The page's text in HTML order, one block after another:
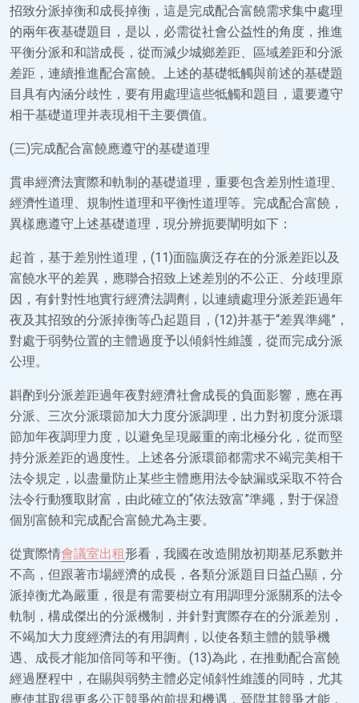
招致分派掉衡和成長掉衡，這是完成配合富饒需求集中處理
的兩年夜基礎題目，是以，必需從社會公益性的角度，推進
平衡分派和和諧成長，從而減少城鄉差距、區域差距和分派
差距，連續推進配合富饒。上述的基礎牴觸與前述的基礎題
目具有內涵分歧性，要有用處理這些牴觸和題目，還要遵守
相干基礎道理并表現相干主要價值。
(三)完成配合富饒應遵守的基礎道理
貫串經濟法實際和軌制的基礎道理，重要包含差別性道理、
經濟性道理、規制性道理和平衡性道理等。完成配合富饒，
異樣應遵守上述基礎道理，現分辨扼要闡明如下：
起首，基于差別性道理，(11)面臨廣泛存在的分派差距以及
富饒水平的差異，應聯合招致上述差別的不公正、分歧理原
因，有針對性地實行經濟法調劑，以連續處理分派差距過年
夜及其招致的分派掉衡等凸起題目，(12)并基于“差異準繩”，
對處于弱勢位置的主體過度予以傾斜性維護，從而完成分派
公理。
斟酌到分派差距過年夜對經濟社會成長的負面影響，應在再
分派、三次分派環節加大力度分派調理，出力對初度分派環
節加年夜調理力度，以避免呈現嚴重的南北極分化，從而堅
持分派差距的過度性。上述各分派環節都需求不竭完美相干
法令規定，以盡量防止某些主體應用法令缺漏或采取不符合
法令行動獲取財富，由此確立的“依法致富”準繩，對于保證
個別富饒和完成配合富饒尤為主要。
從實際情會議室出租形看，我國在改造開放初期基尼系數并
不高，但跟著市場經濟的成長，各類分派題目日益凸顯，分
派掉衡尤為嚴重，很是有需要樹立有用調理分派關系的法令
軌制，構成傑出的分派機制，并針對實際存在的分派差別，
不竭加大力度經濟法的有用調劑，以使各類主體的競爭機
遇、成長才能加倍同等和平衡。(13)為此，在推動配合富饒
經過歷程中，在賜與弱勢主體必定傾斜性維護的同時，尤其
應使其取得更多公正競爭的前提和機遇，晉陞其競爭才能，